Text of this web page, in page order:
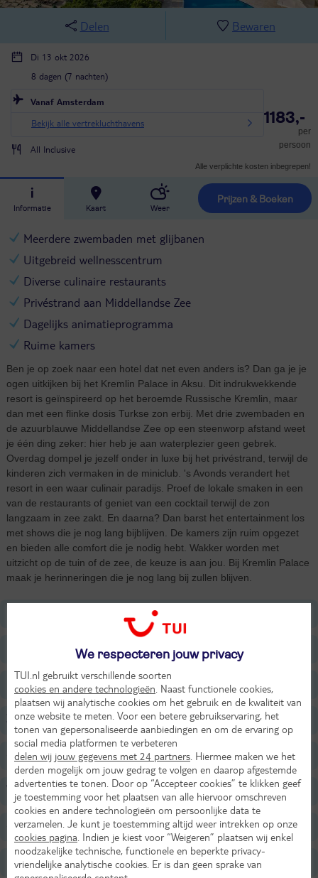
Delen Bewaren
Di 13 okt 2026
8 dagen (7 nachten)
Vanaf Amsterdam
Bekijk alle vertrekluchthavens
All Inclusive
1183,-
per
persoon
Alle verplichte kosten inbegrepen!
Informatie Kaart Weer
Prijzen & Boeken
Meerdere zwembaden met glijbanen
Uitgebreid wellnesscentrum
Diverse culinaire restaurants
Privéstrand aan Middellandse Zee
Dagelijks animatieprogramma
Ruime kamers
Ben je op zoek naar een hotel dat net even anders is? Dan ga je je
ogen uitkijken bij het Kremlin Palace in Aksu. Dit indrukwekkende
resort is geïnspireerd op het beroemde Russische Kremlin, maar
dan met een flinke dosis Turkse zon erbij. Met drie zwembaden en
de azuurblauwe Middellandse Zee op een steenworp afstand weet
je één ding zeker: hier heb je aan waterplezier geen gebrek.
Overdag dompel je jezelf onder in luxe bij het privéstrand, terwijl de
kinderen zich vermaken in de miniclub. 's Avonds verandert het
resort in een waar culinair paradijs. Proef de lokale smaken in een
van de restaurants of geniet van een cocktail terwijl de zon
langzaam in zee zakt. En daarna? Dan barst het entertainment los
met shows die je nog lang bijblijven. De kamers zijn ruim opgezet
en bieden alle comfort die je nodig hebt. Wakker worden met
uitzicht op de tuin of de zee, de keuze is aan jou. Bij Kremlin Palace
maak je herinneringen die je nog lang bij zullen blijven.
Restaurants/Bars
Zwembaden
Strand
Wellness
Sport & Activiteiten
Entertainment
We respecteren jouw privacy
TUI.nl gebruikt verschillende soorten
cookies en andere technologieën . Naast functionele cookies,
plaatsen wij analytische cookies om het gebruik en de kwaliteit van
onze website te meten. Voor een betere gebruikservaring, het
tonen van gepersonaliseerde aanbiedingen en om de ervaring op
social media platformen te verbeteren
delen wij jouw gegevens met 24 partners . Hiermee maken we het
derden mogelijk om jouw gedrag te volgen en daarop afgestemde
advertenties te tonen. Door op “Accepteer cookies” te klikken geef
je toestemming voor het plaatsen van alle hiervoor omschreven
cookies en andere technologieën om persoonlijke data te
verzamelen. Je kunt je toestemming altijd weer intrekken op onze
cookies pagina . Indien je kiest voor “Weigeren” plaatsen wij enkel
noodzakelijke technische, functionele en beperkte privacy-
vriendelijke analytische cookies. Er is dan geen sprake van